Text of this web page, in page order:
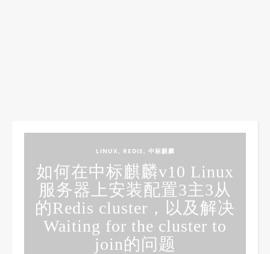
LINUX , REDIS , 中标麒麟
如何在中标麒麟v10 Linux
服务器上安装配置3主3从
的Redis cluster，以及解决
Waiting for the cluster to
join的问题